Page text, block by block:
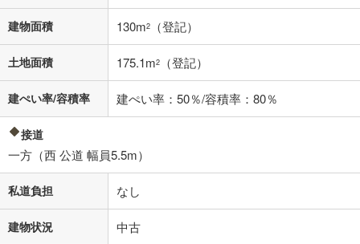
建物面積 130m2 （登記）
土地面積 175.1m2 （登記）
建ぺい率/容積率 建ぺい率：50％/容積率：80％
接道
一方（西 公道 幅員5.5m）
私道負担 なし
建物状況 中古